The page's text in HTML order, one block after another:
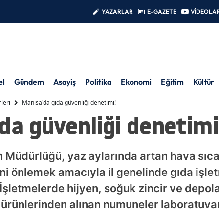
YAZARLAR E-GAZETE
Gündem Asayiş Politika Ekonomi Eğitim Kültür
Manisa'da gıda güvenliği denetimi!
güvenliği
yaz aylarında artan hava
önlemek amacıyla il genelinde gıda
İşletmelerde hijyen, soğuk zincir ve
alınan numuneler